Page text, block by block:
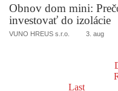
Obnov dom mini:
investovať do izolácie
VUNO HREUS s.r.o. 3. aug
Last